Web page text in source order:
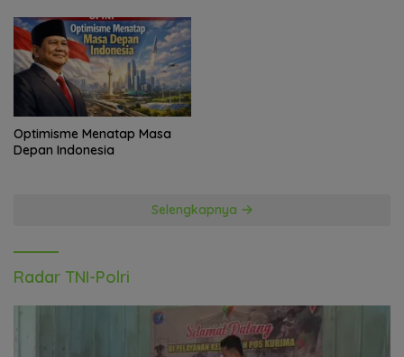
Optimisme Menatap Masa
Depan Indonesia
Selengkapnya
Radar TNI-Polri